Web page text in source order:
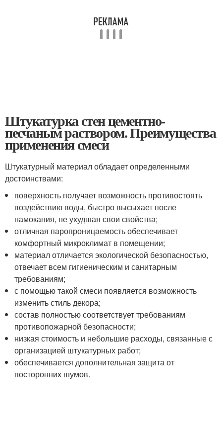
Штукатурка стен цементно-
песчаным раствором. Преимущества
применения смеси
Штукатурный материал обладает определенными
достоинствами:
поверхность получает возможность противостоять
воздействию воды, быстро высыхает после
намокания, не ухудшая свои свойства;
отличная паропроницаемость обеспечивает
комфортный микроклимат в помещении;
материал отличается экологической безопасностью,
отвечает всем гигиеническим и санитарным
требованиям;
с помощью такой смеси появляется возможность
изменить стиль декора;
состав полностью соответствует требованиям
противопожарной безопасности;
низкая стоимость и небольшие расходы, связанные с
организацией штукатурных работ;
обеспечивается дополнительная защита от
посторонних шумов.